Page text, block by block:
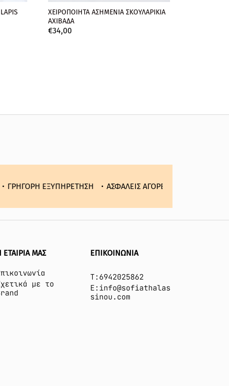
ΧΕΙΡΟΠΟΙΗΤΑ ΑΣΗΜΕΝΙΑ ΣΚΟΥΛΑΡΙΚΙΑ
ΑΧΙΒΑΔΑ
€34,00
ΑΣΦΑΛΕΙΣ ΑΓΟΡΕΣ ΕΥΚΟΛΕΣ ΕΠΙΣΤΡΟΦΕΣ
ΕΤΑΙΡΙΑ ΜΑΣ
με το
ΕΠΙΚΟΙΝΩΝΙΑ
T:6942025862
E:info@sofiathalas
sinou.com